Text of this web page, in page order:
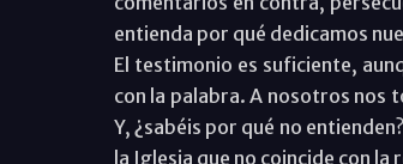
entienda por qué dedicamos
El testimonio es suficiente,
con la palabra. A nosotros nos
Y, ¿sabéis por qué no
la Iglesia que no coincide con